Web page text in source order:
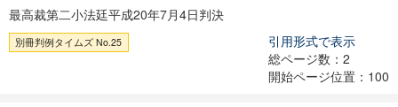
最高裁第二小法廷平成20年7月4日判決
別冊判例タイムズ No.25
引用形式で表示
総ページ数：2
開始ページ位置：100